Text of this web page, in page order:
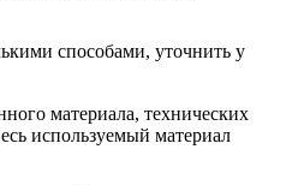
способами, уточнить у
материала, технических
используемый материал